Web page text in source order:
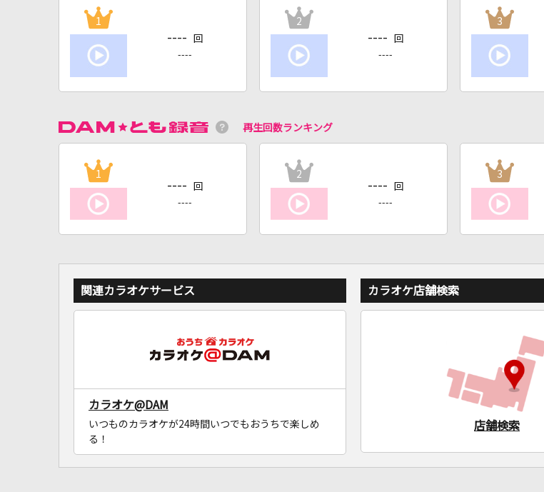
1
---- 回
----
2
---- 回
----
3
再生回数ランキング
1
---- 回
----
2
---- 回
----
3
関連カラオケサービス
カラオケ@DAM
いつものカラオケが24時間いつでもおうちで楽しめ
る！
カラオケ店舗検索
店舗検索